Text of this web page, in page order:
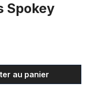
Spokey
la
au panier